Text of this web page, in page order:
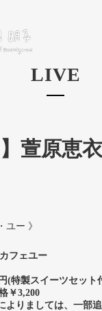
LIVE
】萱原恵
ユー 》
フェユー
(特製スイーツセット
￥3,200
よりましては、一部